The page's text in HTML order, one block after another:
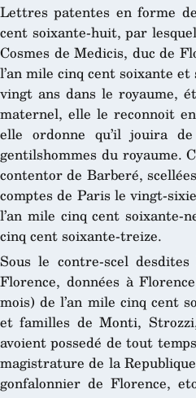
Lettres patentes en forme
cent soixante-huit, par
Cosmes de Medicis, duc de
l’an mile cinq cent soixante
vingt ans dans le royaume,
maternel, elle le reconnoit
elle ordonne qu’il jouira
gentilshommes du royaume.
contentor de Barberé,
comptes de Paris le vingt-
l’an mile cinq cent soixante-
cinq cent soixante-treize.
Sous le contre-scel
Florence, données à
mois) de l’an mile cinq cent
et familles de Monti,
avoient possedé de tout
magistrature de la
gonfalonnier de Florence,